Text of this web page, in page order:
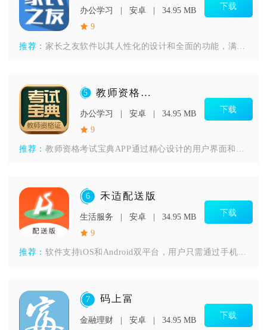
办公学习 安卓
34.95 MB
9
下载
推荐： 家长之友软件以其人性化的设计和全面的功能，满足了家长对孩子学
5 教师资格考试宝典
办公学习 安卓
34.95 MB
9
下载
推荐：教师资格考试宝典APP通过精心设计的用户界面和功能模块，使学
6 禾适配送版
生活服务 安卓
34.95 MB
9
下载
推荐：软件支持iOS和Android双平台，用户只需通过手机下载安
7 码上富
金融理财 安卓
34.95 MB
下载